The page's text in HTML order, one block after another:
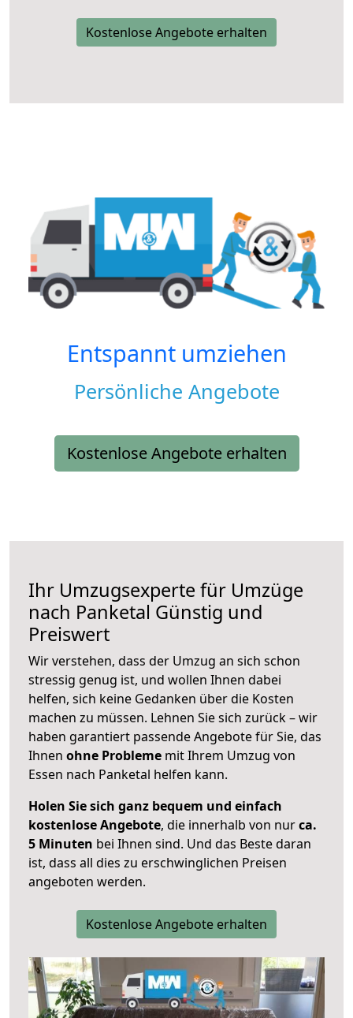
Kostenlose Angebote erhalten
Entspannt umziehen
Persönliche Angebote
Kostenlose Angebote erhalten
Ihr Umzugsexperte für Umzüge
nach Panketal Günstig und
Preiswert
Wir verstehen, dass der Umzug an sich schon
stressig genug ist, und wollen Ihnen dabei
helfen, sich keine Gedanken über die Kosten
machen zu müssen. Lehnen Sie sich zurück – wir
haben garantiert passende Angebote für Sie, das
Ihnen ohne Probleme mit Ihrem Umzug von
Essen nach Panketal helfen kann.
Holen Sie sich ganz bequem und einfach
kostenlose Angebote, die innerhalb von nurca.
5 Minuten bei Ihnen sind. Und das Beste daran
ist, dass all dies zu erschwinglichen Preisen
angeboten werden.
Kostenlose Angebote erhalten